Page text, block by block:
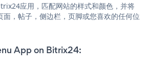
应用，匹配网站的样式和颜色，并将
，帖子，侧边栏，页脚或您喜欢的任何位
App on Bitrix24: